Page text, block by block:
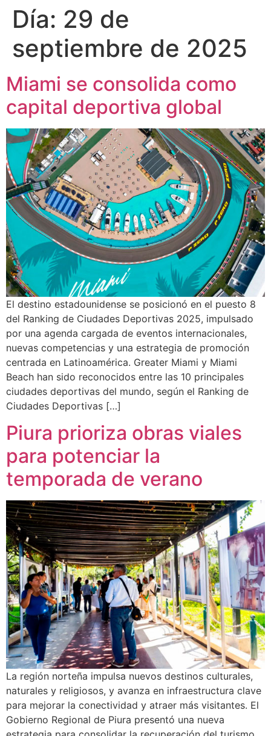
Día: 29 de
septiembre de 2025
Miami se consolida como
capital deportiva global
El destino estadounidense se posicionó en el puesto 8
del Ranking de Ciudades Deportivas 2025, impulsado
por una agenda cargada de eventos internacionales,
nuevas competencias y una estrategia de promoción
centrada en Latinoamérica. Greater Miami y Miami
Beach han sido reconocidos entre las 10 principales
ciudades deportivas del mundo, según el Ranking de
Ciudades Deportivas […]
Piura prioriza obras viales
para potenciar la
temporada de verano
La región norteña impulsa nuevos destinos culturales,
naturales y religiosos, y avanza en infraestructura clave
para mejorar la conectividad y atraer más visitantes. El
Gobierno Regional de Piura presentó una nueva